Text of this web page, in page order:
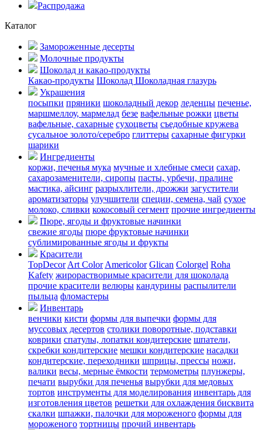
Распродажа
Каталог
Замороженные десерты
Молочные продукты
Шоколад и какао-продукты
Какао-продукты Шоколад Шоколадная глазурь
Украшения
посыпки пряники шоколадный декор леденцы печенье,
маршмеллоу, мармелад безе вафельные рожки цветы
вафельные, сахарные сухоцветы съедобные кружева
сусальное золото/серебро глиттеры сахарные фигурки
шарики
Ингредиенты
коржи, печенья мука мучные и хлебные смеси сахар,
сахарозаменители, сиропы пасты, урбечи, пралине
мастика, айсинг разрыхлители, дрожжи загустители
ароматизаторы улучшители специи, семена, чай сухое
молоко, сливки кокосовый сегмент прочие ингредиенты
Пюре, ягоды и фруктовые начинки
свежие ягоды пюре фруктовые начинки
сублимированные ягоды и фрукты
Красители
TopDecor Art Color Americolor Glican Colorgel Roha
Kafety жирорастворимые красители для шоколада
прочие красители велюры кандурины распылители
пыльца фломастеры
Инвентарь
венчики кисти формы для выпечки формы для
муссовых десертов столики поворотные, подставки
коврики cпатулы, лопатки кондитерские шпатели,
скребки кондитерские мешки кондитерские насадки
кондитерские, переходники шприцы, прессы ножи,
валики весы, мерные ёмкости термометры плунжеры,
печати вырубки для печенья вырубки для медовых
тортов инструменты для моделирования инвентарь для
изготовления цветов решетки для охлаждения бисквита
скалки шпажки, палочки для мороженого формы для
мороженого тортницы прочий инвентарь